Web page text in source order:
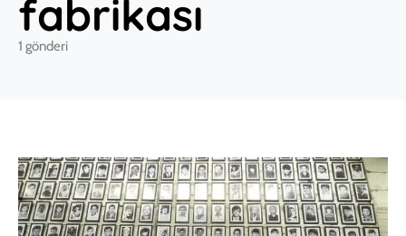
fabrikası
1 gönderi